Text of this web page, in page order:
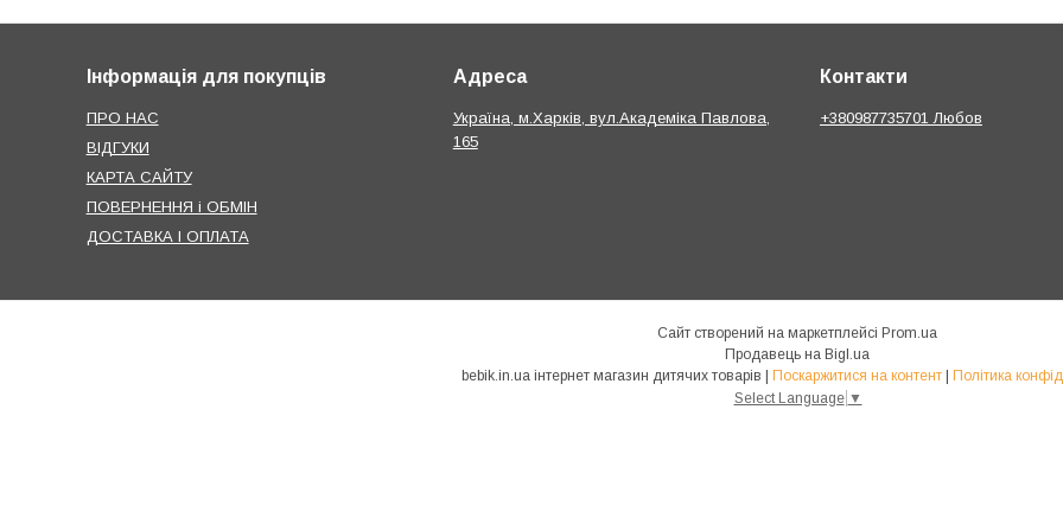
Інформація для покупців
ПРО НАС
ВІДГУКИ
КАРТА САЙТУ
ПОВЕРНЕННЯ і ОБМІН
ДОСТАВКА І ОПЛАТА
Адреса
Україна, м.Харків, вул.Академіка Павлова,
165
Контакти
+380987735701 Любов
Сайт створений на маркетплейсі Prom.ua
Продавець на Bigl.ua
bebik.in.ua інтернет магазин дитячих товарів | Поскаржитися на контент | Політика
Select Language ▼